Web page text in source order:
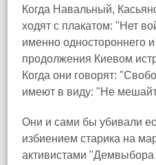
Когда Навальный,
ходят с плакатом: "Нет
именно одностороннего
продолжения Киевом
Когда они говорят:
имеют в виду: "Не
Они и сами бы убивали
избиением старика на
активистами "Демвыбора